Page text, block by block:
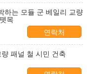
하는 모듈 군 베일리 교량
목
연락처
패널 철 시민 건축